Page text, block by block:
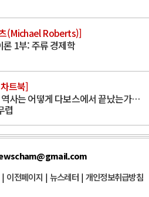
(Michael Roberts)]
론 1부: 주류 경제학
트북]
역사는 어떻게 다보스에서 끝났는가…
렵
| 이전페이지 | 뉴스레터| 개인정보취급방침